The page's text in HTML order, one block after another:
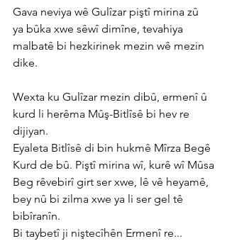
Gava neviya wê Gulîzar piştî mirina zû
ya bûka xwe sêwî dimîne, tevahiya
malbatê bi hezkirinek mezin wê mezin
dike.
Wexta ku Gulîzar mezin dibû, ermenî û
kurd li herêma Mûş-Bitlîsê bi hev re
dijiyan.
Eyaleta Bitlîsê di bin hukmê Mîrza Begê
Kurd de bû. Piştî mirina wî, kurê wî Mûsa
Beg rêvebirî girt ser xwe, lê vê heyamê,
bey nû bi zilma xwe ya li ser gel tê
bibîranîn.
Bi taybetî ji niştecîhên Ermenî re...